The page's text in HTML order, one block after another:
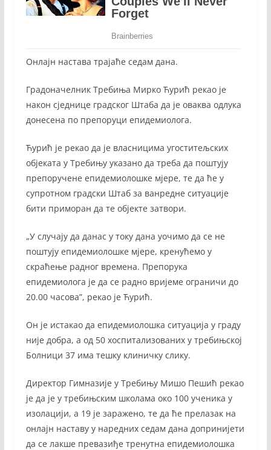
Онлајн настава трајаће седам дана.
Градоначелник Требиња Мирко Ћурић рекао је
након сједнице градског Штаба да је оваква одлука
донесена по препоруци епидемиолога.
Ћурић је рекао да је власницима угоститељских
објеката у Требињу указано да треба да поштују
препоручене епидемиолошке мјере, те да ће у
супротном градски Штаб за ванредне ситуације
бити приморан да те објекте затвори.
„У случају да данас у току дана уочимо да се не
поштују епидемиолошке мјере, кренућемо у
скраћење радног времена. Препорука
епидемиолога је да се радно вријеме ограничи до
20.00 часова”, рекао је Ћурић.
Он је истакао да епидемиолошка ситуација у граду
није добра, а од 50 хоспитализованих у требињској
Болници 37 има тешку клиничку слику.
Директор Гимназије у Требињу Мишо Пешић рекао
је да је у требињским школама око 100 ученика у
изолацији, а 19 је заражено, те да ће прелазак на
онлајн наставу у наредних седам дана допринијети
да се лакше превазиђе тренутна епидемиолошка